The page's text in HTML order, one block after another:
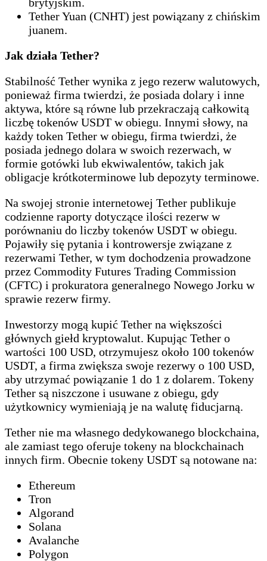
Tether Yuan (CNHT) jest powiązany z chińskim
juanem.
Jak działa Tether?
Stabilność Tether wynika z jego rezerw walutowych,
ponieważ firma twierdzi, że posiada dolary i inne
aktywa, które są równe lub przekraczają całkowitą
liczbę tokenów USDT w obiegu. Innymi słowy, na
każdy token Tether w obiegu, firma twierdzi, że
posiada jednego dolara w swoich rezerwach, w
formie gotówki lub ekwiwalentów, takich jak
obligacje krótkoterminowe lub depozyty terminowe.
Na swojej stronie internetowej Tether publikuje
codzienne raporty dotyczące ilości rezerw w
porównaniu do liczby tokenów USDT w obiegu.
Pojawiły się pytania i kontrowersje związane z
rezerwami Tether, w tym dochodzenia prowadzone
przez Commodity Futures Trading Commission
(CFTC) i prokuratora generalnego Nowego Jorku w
sprawie rezerw firmy.
Inwestorzy mogą kupić Tether na większości
głównych giełd kryptowalut. Kupując Tether o
wartości 100 USD, otrzymujesz około 100 tokenów
USDT, a firma zwiększa swoje rezerwy o 100 USD,
aby utrzymać powiązanie 1 do 1 z dolarem. Tokeny
Tether są niszczone i usuwane z obiegu, gdy
użytkownicy wymieniają je na walutę fiducjarną.
Tether nie ma własnego dedykowanego blockchaina,
ale zamiast tego oferuje tokeny na blockchainach
innych firm. Obecnie tokeny USDT są notowane na:
Ethereum
Tron
Algorand
Solana
Avalanche
Polygon